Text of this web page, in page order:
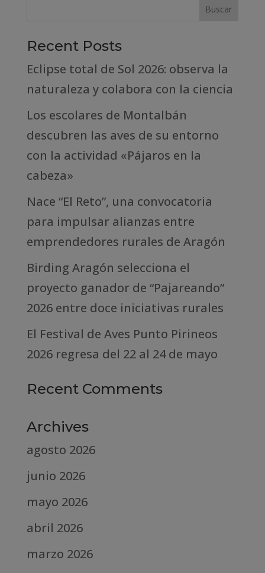
Recent Posts
Eclipse total de Sol 2026: observa la
naturaleza y colabora con la ciencia
Los escolares de Montalbán
descubren las aves de su entorno
con la actividad «Pájaros en la
cabeza»
Nace “El Reto”, una convocatoria
para impulsar alianzas entre
emprendedores rurales de Aragón
Birding Aragón selecciona el
proyecto ganador de “Pajareando”
2026 entre doce iniciativas rurales
El Festival de Aves Punto Pirineos
2026 regresa del 22 al 24 de mayo
Recent Comments
Archives
agosto 2026
junio 2026
mayo 2026
abril 2026
marzo 2026